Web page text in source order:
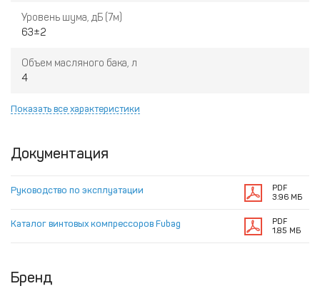
Уровень шума, дБ (7м)
63±2
Объем масляного бака, л
4
Показать все характеристики
Документация
Руководство по эксплуатации
PDF
3.96 МБ
Каталог винтовых компрессоров Fubag
PDF
1.85 МБ
Бренд